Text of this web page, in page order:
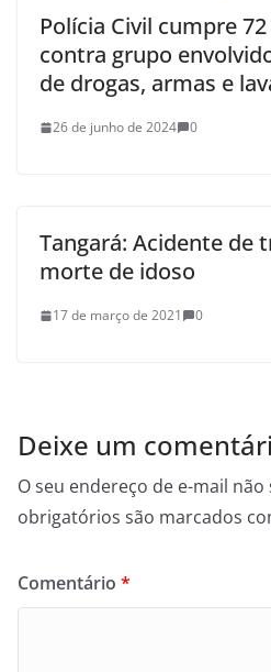
Polícia Civil cumpre
contra grupo
de drogas, armas e
26 de junho de 2024 0
Tangará: Acidente de
morte de idoso
17 de março de 2021 0
Deixe um
O seu endereço de e-mail
obrigatórios são marcados
Comentário *